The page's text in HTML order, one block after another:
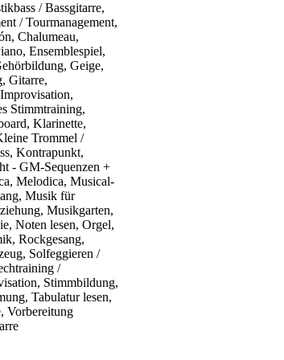
/ Bassgitarre,
/ Tourmanagement,
Chalumeau,
Ensemblespiel,
Geige,
Gitarre,
Stimmtraining,
Klarinette,
Trommel /
Kontrapunkt,
- GM-Sequenzen +
Melodica, Musical-
Musik für
Musikgarten,
Noten lesen, Orgel,
Rockgesang,
Solfeggieren /
/
Stimmbildung,
Tabulatur lesen,
Vorbereitung